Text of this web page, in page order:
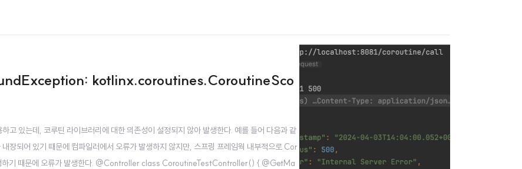
kotlinx.coroutines.CoroutineSco
고 있는데, 코루틴 라이브러리에 대한 의존성이 설정되지 않아 발생한다. 예를 들어 다음과 같
장되어 있기 때문에 컴파일러에서 오류가 발생하지 않지만, 스프링 프레임웍 내부적으로 Cor
하기 때문에 오류가 발생한다. @Controller class CoroutineTestController() { @GetMa